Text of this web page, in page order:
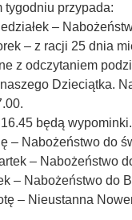
tygodniu przypada:
–
– z racji 25 dnia
z odczytaniem
Dzieciątka.
będą wypominki.
– Nabożeństwo do
– Nabożeństwo
– Nabożeństwo do
– Nieustanna